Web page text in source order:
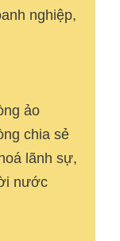
nghiệp,
ảo
chia sẻ
lãnh sự,
nước